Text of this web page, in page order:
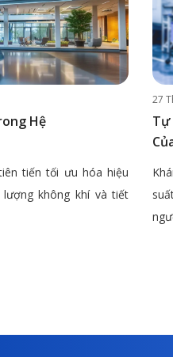
Hệ
tiến tối ưu hóa hiệu
lượng không khí và tiết
27
Tự